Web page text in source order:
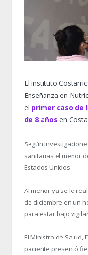
El instituto
Enseñanza en
el primer caso de
de 8 años en
Según
sanitarias el menor
Estados Unidos.
Al menor ya se le
de diciembre en un
para estar bajo
El Ministro de Salud,
paciente presentó